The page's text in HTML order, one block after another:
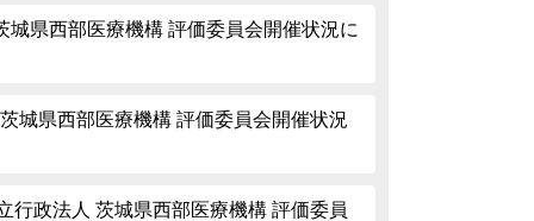
城県西部医療機構 評価委員会開催状況に
城県西部医療機構 評価委員会開催状況
行政法人 茨城県西部医療機構 評価委員